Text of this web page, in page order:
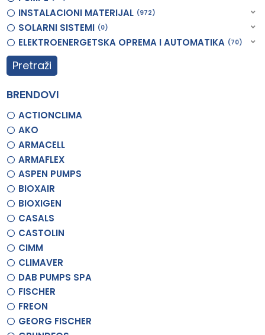
INSTALACIONI MATERIJAL 972
SOLARNI SISTEMI 0
ELEKTROENERGETSKA OPREMA I AUTOMATIKA 70
Pretraži
BRENDOVI
ACTIONCLIMA
AKO
ARMACELL
ARMAFLEX
ASPEN PUMPS
BIOXAIR
BIOXIGEN
CASALS
CASTOLIN
CIMM
CLIMAVER
DAB PUMPS SPA
FISCHER
FREON
GEORG FISCHER